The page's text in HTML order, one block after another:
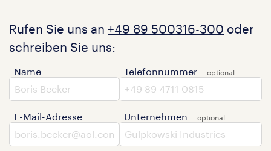
Rufen Sie uns an +49 89 500316-300 oder
schreiben Sie uns:
Name
E-Mail-Adresse
Telefonnummer
Unternehmen